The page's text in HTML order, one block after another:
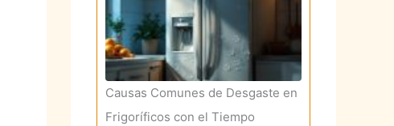
Causas Comunes de Desgaste en
Frigoríficos con el Tiempo